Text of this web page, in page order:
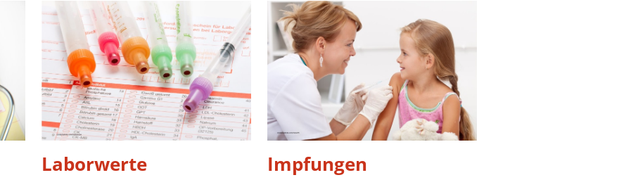
Laborwerte Impfungen